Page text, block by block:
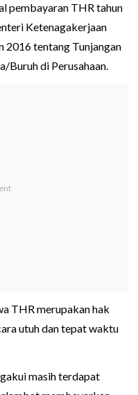
pembayaran THR tahun
Ketenagakerjaan
2016 tentang Tunjangan
Buruh di Perusahaan.
THR merupakan hak
utuh dan tepat waktu
masih terdapat